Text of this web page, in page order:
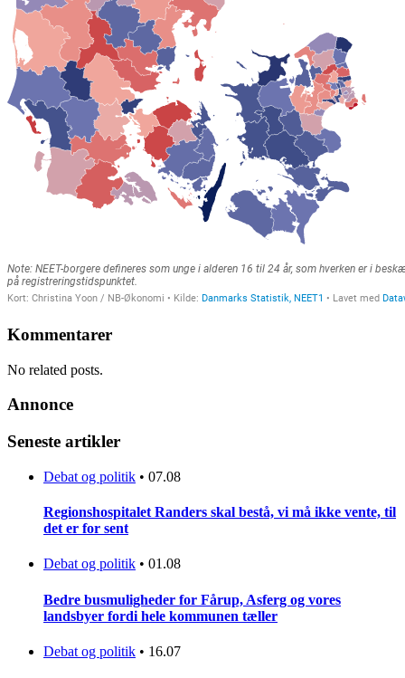
Kommentarer
No related posts.
Annonce
Seneste artikler
Debat og politik • 07.08
Regionshospitalet Randers skal bestå, vi må ikke vente, til
det er for sent
Debat og politik • 01.08
Bedre busmuligheder for Fårup, Asferg og vores
landsbyer fordi hele kommunen tæller
Debat og politik • 16.07